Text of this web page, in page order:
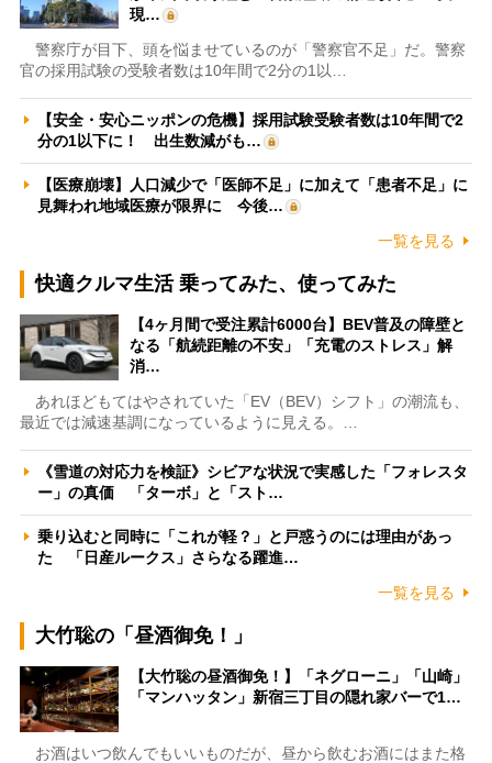
現…
警察庁が目下、頭を悩ませているのが「警察官不足」だ。警察
官の採用試験の受験者数は10年間で2分の1以…
【安全・安心ニッポンの危機】採用試験受験者数は10年間で2
分の1以下に！ 出生数減がも…
【医療崩壊】人口減少で「医師不足」に加えて「患者不足」に
見舞われ地域医療が限界に 今後…
一覧を見る
快適クルマ生活 乗ってみた、使ってみた
【4ヶ月間で受注累計6000台】BEV普及の障壁と
なる「航続距離の不安」「充電のストレス」解
消…
あれほどもてはやされていた「EV（BEV）シフト」の潮流も、
最近では減速基調になっているように見える。…
《雪道の対応力を検証》シビアな状況で実感した「フォレスタ
ー」の真価 「ターボ」と「スト…
乗り込むと同時に「これが軽？」と戸惑うのには理由があっ
た 「日産ルークス」さらなる躍進…
一覧を見る
大竹聡の「昼酒御免！」
【大竹聡の昼酒御免！】「ネグローニ」「山崎」
「マンハッタン」新宿三丁目の隠れ家バーで1…
お酒はいつ飲んでもいいものだが、昼から飲むお酒にはまた格